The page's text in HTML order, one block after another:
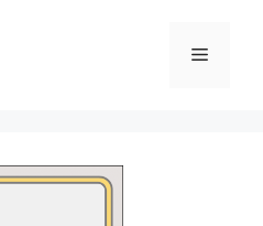
메